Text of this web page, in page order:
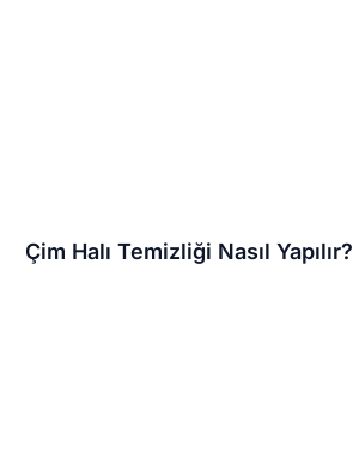
Çim Halı Temizliği Nasıl Yapılır?